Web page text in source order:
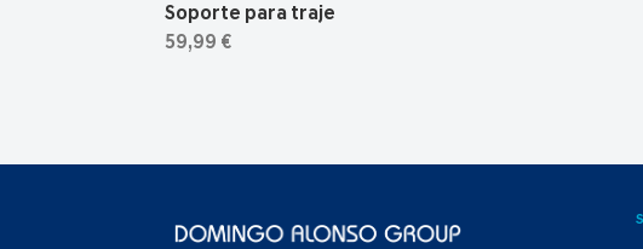
Soporte para traje
59,99 €